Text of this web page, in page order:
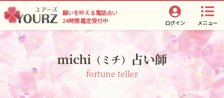
メニュー
願いを叶える電話占い
24時間 鑑定受付中
ログイン
michi （ミチ） 占い師
fortune teller